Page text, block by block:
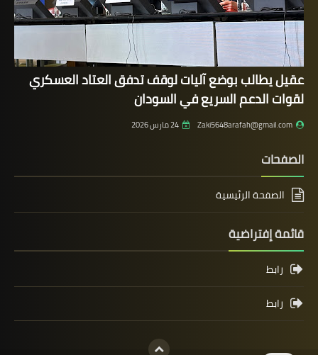
عقيل يطالب بوضع آليات لوقف تدفق العتاد العسكري
لقوات الدعم السريع في السودان
Zaki5648arafah@gmail.com 24 مارس 2026
الصفحات
الصفحة الرئيسية
قائمة إفتراضية
رابط
رابط